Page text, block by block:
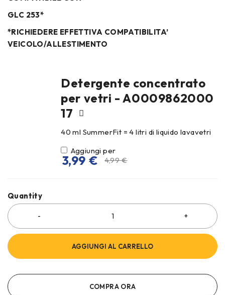
GLC 253*
*RICHIEDERE EFFETTIVA COMPATIBILITA’
VEICOLO/ALLESTIMENTO
Detergente concentrato
per vetri - A0009862000
17
40 ml SummerFit = 4 litri di liquido lavavetri
Aggiungi per
4,99€
3,99 €
Quantity
AGGIUNGI AL CARRELLO
COMPRA ORA